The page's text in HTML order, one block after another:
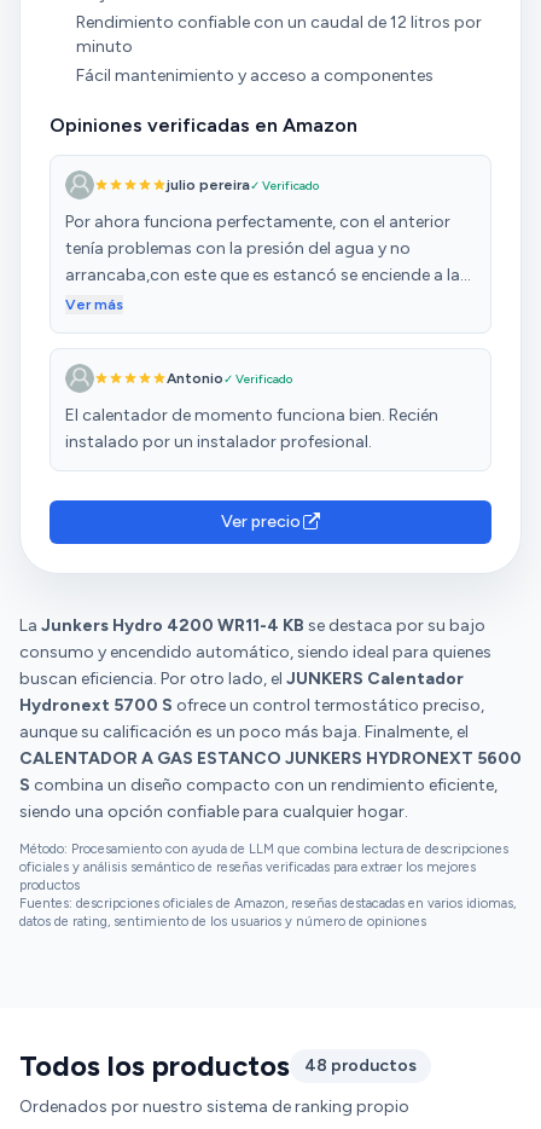
Rendimiento confiable con un caudal de 12 litros por
minuto
Fácil mantenimiento y acceso a componentes
Opiniones verificadas en Amazon
julio pereira✓ Verificado
Por ahora funciona perfectamente, con el anterior
tenía problemas con la presión del agua y no
arrancaba,con este que es estancó se enciende a la
primera no tiene problemas de caudal programas la
tiene un problema hace un poco de ruido pero nada
molesto, lo recomiendo 100X100
Ver más
Antonio✓ Verificado
El calentador de momento funciona bien. Recién
instalado por un instalador profesional.
Ver precio
La Junkers Hydro 4200 WR11-4 KB se destaca por su bajo
consumo y encendido automático, siendo ideal para quienes
buscan eficiencia. Por otro lado, el JUNKERS Calentador
Hydronext 5700 S ofrece un control termostático preciso,
aunque su calificación es un poco más baja. Finalmente, el
CALENTADOR A GAS ESTANCO JUNKERS HYDRONEXT 5600
S combina un diseño compacto con un rendimiento eficiente,
siendo una opción confiable para cualquier hogar.
Método: Procesamiento con ayuda de LLM que combina lectura de descripciones
oficiales y análisis semántico de reseñas verificadas para extraer los mejores
productos
Fuentes: descripciones oficiales de Amazon, reseñas destacadas en varios idiomas,
datos de rating, sentimiento de los usuarios y número de opiniones
Todos los productos
48 productos
Ordenados por nuestro sistema de ranking propio